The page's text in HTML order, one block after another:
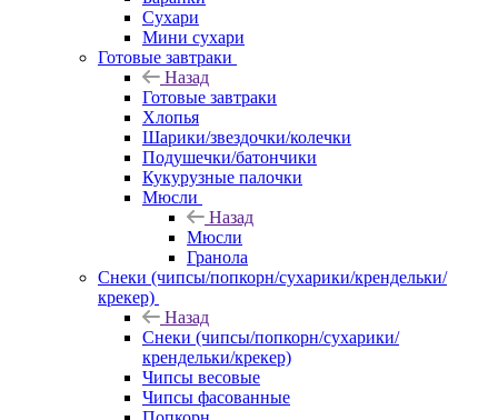
Сухари
Мини сухари
Готовые завтраки
Назад
Готовые завтраки
Хлопья
Шарики/звездочки/колечки
Подушечки/батончики
Кукурузные палочки
Мюсли
Назад
Мюсли
Гранола
Снеки (чипсы/попкорн/сухарики/крендельки/
крекер)
Назад
Снеки (чипсы/попкорн/сухарики/
крендельки/крекер)
Чипсы весовые
Чипсы фасованные